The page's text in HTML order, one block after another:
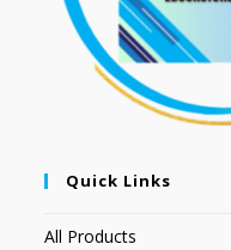
Quick Links
All Products